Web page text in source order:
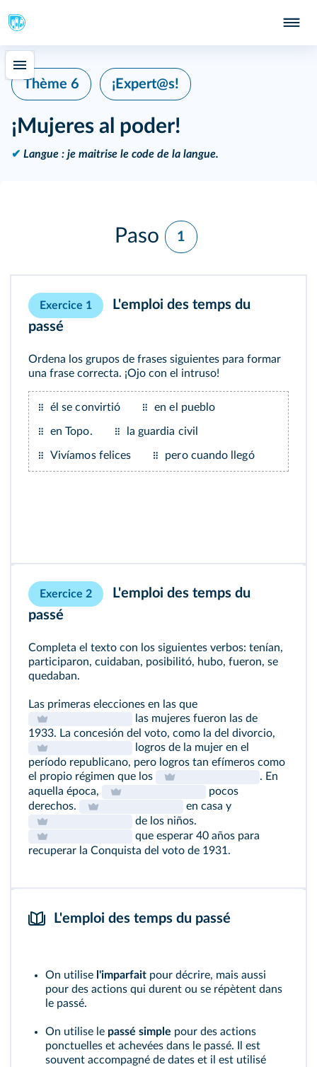
Thème 6 ¡Expert@s!
¡Mujeres al poder!
✔ Langue : je maitrise le code de la langue.
Paso 1
Exercice 1
L'emploi des temps du
passé
Ordena los grupos de frases siguientes para formar
una frase correcta. ¡Ojo con el intruso!
él se convirtió en el pueblo
en Topo. la guardia civil
Vivíamos felices pero cuando llegó
Exercice 2
L'emploi des temps du
passé
Completa el texto con los siguientes verbos: tenían,
participaron, cuidaban, posibilitó, hubo, fueron, se
quedaban.
Las primeras elecciones en las que
las mujeres fueron las de
1933. La concesión del voto, como la del divorcio,
logros de la mujer en el
período republicano, pero logros tan efímeros como
el propio régimen que los
. En
aquella época,
pocos
derechos.
en casa y
de los niños.
que esperar 40 años para
recuperar la Conquista del voto de 1931.
L'emploi des temps du passé
On utilise l'imparfait pour décrire, mais aussi
pour des actions qui durent ou se répètent dans
le passé.
On utilise le passé simple pour des actions
ponctuelles et achevées dans le passé. Il est
souvent accompagné de dates et il est utilisé